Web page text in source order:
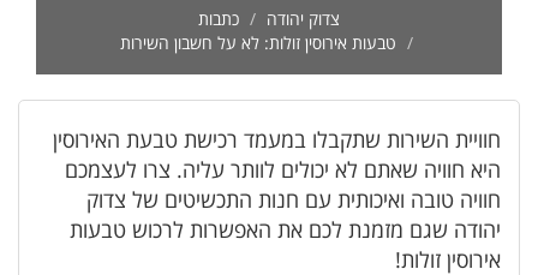
צדוק יהודה
כתבות
טבעות אירוסין זולות: לא על חשבון השירות
חוויית השירות שתקבלו במעמד רכישת טבעת האירוסין
היא חוויה שאתם לא יכולים לוותר עליה. צרו לעצמכם
חוויה טובה ואיכותית עם חנות התכשיטים של צדוק
יהודה שגם מזמנת לכם את האפשרות לרכוש טבעות
אירוסין זולות!